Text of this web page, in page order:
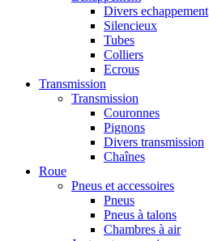
Divers echappement
Silencieux
Tubes
Colliers
Ecrous
Transmission
Transmission
Couronnes
Pignons
Divers transmission
Chaînes
Roue
Pneus et accessoires
Pneus
Pneus à talons
Chambres à air